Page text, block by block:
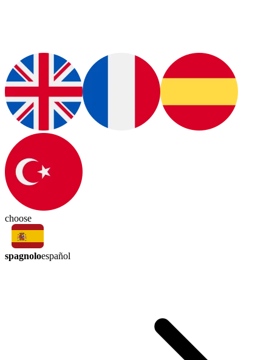
choose
spagnoloespañol